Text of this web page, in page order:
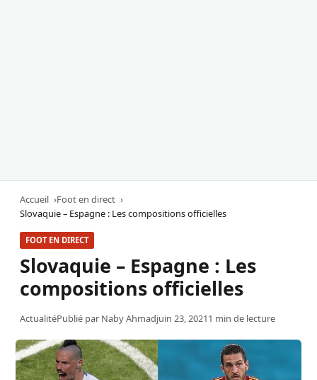
Accueil
Foot en direct
Slovaquie – Espagne : Les compositions officielles
FOOT EN DIRECT
Slovaquie – Espagne : Les
compositions officielles
ActualitéPublié par Naby Ahmadjuin 23, 20211 min de lecture